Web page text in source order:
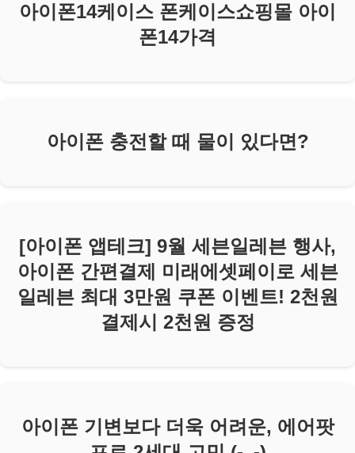
아이폰14케이스 폰케이스쇼핑몰 아이
폰14가격
아이폰 충전할 때 물이 있다면?
[아이폰 앱테크] 9월 세븐일레븐 행사,
아이폰 간편결제 미래에셋페이로 세븐
일레븐 최대 3만원 쿠폰 이벤트! 2천원
결제시 2천원 증정
아이폰 기변보다 더욱 어려운, 에어팟